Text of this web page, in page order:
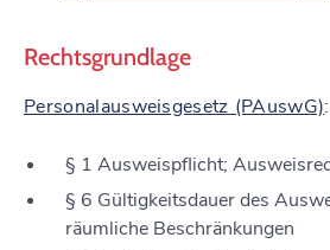
Rechtsgrundlage
Personalausweisgesetz (PAuswG):
§ 1 Ausweispflicht;
§ 6 Gültigkeitsdauer des
räumliche Beschränkungen